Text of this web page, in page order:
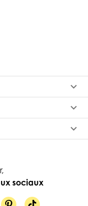
keyboard_arrow_down
keyboard_arrow_down
keyboard_arrow_down
sociaux